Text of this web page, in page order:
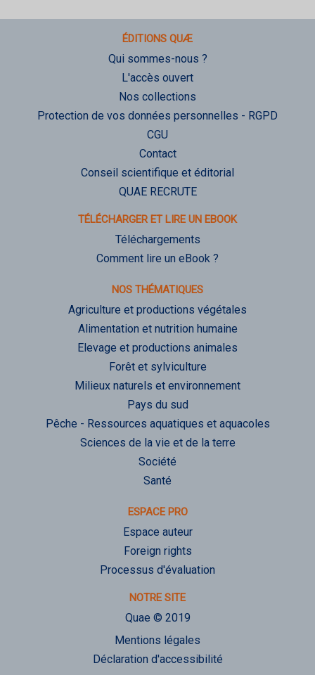
ÉDITIONS QUÆ
Qui sommes-nous ?
L'accès ouvert
Nos collections
Protection de vos données personnelles - RGPD
CGU
Contact
Conseil scientifique et éditorial
QUAE RECRUTE
TÉLÉCHARGER ET LIRE UN EBOOK
Téléchargements
Comment lire un eBook ?
NOS THÉMATIQUES
Agriculture et productions végétales
Alimentation et nutrition humaine
Elevage et productions animales
Forêt et sylviculture
Milieux naturels et environnement
Pays du sud
Pêche - Ressources aquatiques et aquacoles
Sciences de la vie et de la terre
Société
Santé
ESPACE PRO
Espace auteur
Foreign rights
Processus d'évaluation
NOTRE SITE
Quae © 2019
Mentions légales
Déclaration d'accessibilité